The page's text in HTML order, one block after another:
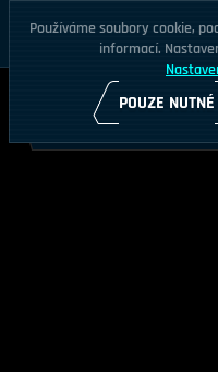
Používáme soubory cookie,
informací.
POUZE NUTNÉ